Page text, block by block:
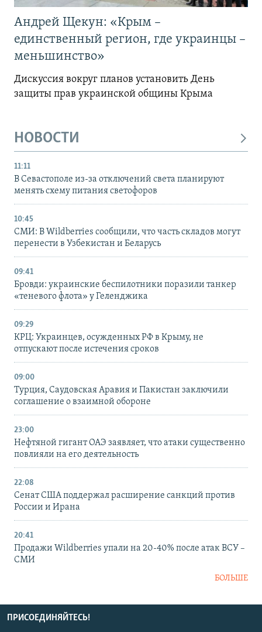
Андрей Щекун: «Крым –
единственный регион, где украинцы –
меньшинство»
Дискуссия вокруг планов установить День
защиты прав украинской общины Крыма
НОВОСТИ
11:11
В Севастополе из-за отключений света планируют
менять схему питания светофоров
10:45
СМИ: В Wildberries сообщили, что часть складов могут
перенести в Узбекистан и Беларусь
09:41
Бровди: украинские беспилотники поразили танкер
«теневого флота» у Геленджика
09:29
КРЦ: Украинцев, осужденных РФ в Крыму, не
отпускают после истечения сроков
09:00
Турция, Саудовская Аравия и Пакистан заключили
соглашение о взаимной обороне
23:00
Нефтяной гигант ОАЭ заявляет, что атаки существенно
повлияли на его деятельность
22:08
Сенат США поддержал расширение санкций против
России и Ирана
20:41
Продажи Wildberries упали на 20-40% после атак ВСУ –
СМИ
БОЛЬШЕ
ПРИСОЕДИНЯЙТЕСЬ!